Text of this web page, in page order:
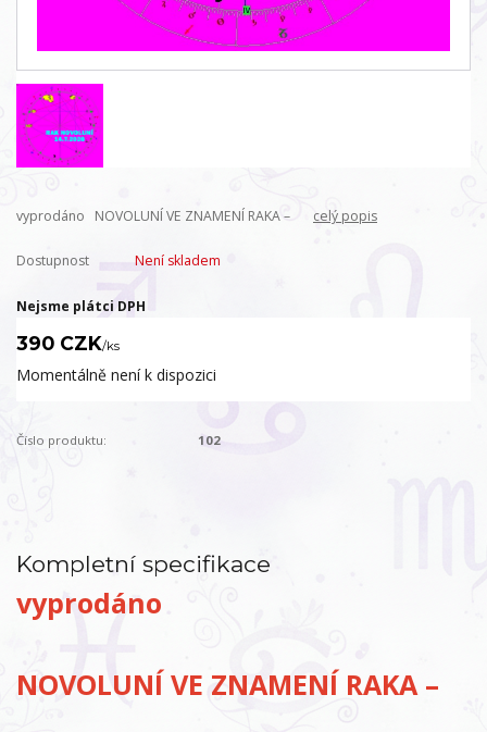
vyprodáno NOVOLUNÍ VE ZNAMENÍ RAKA – celý popis
Dostupnost Není skladem
Nejsme plátci DPH
390 CZK/ks
Momentálně není k dispozici
Číslo produktu: 102
Kompletní specifikace
vyprodáno
NOVOLUNÍ VE ZNAMENÍ RAKA –